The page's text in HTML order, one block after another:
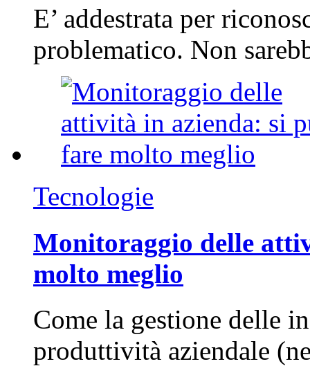
E’ addestrata per
problematico. Non
Tecnologie
Monitoraggio delle
molto meglio
Come la gestione delle
produttività aziendale